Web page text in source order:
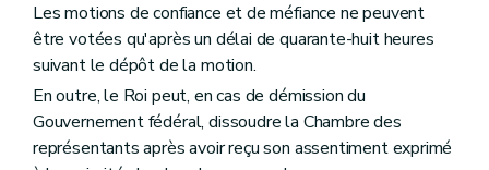
Les motions de confiance et de méfiance ne peuvent
être votées qu'après un délai de quarante-huit heures
suivant le dépôt de la motion.
En outre, le Roi peut, en cas de démission du
Gouvernement fédéral, dissoudre la Chambre des
représentants après avoir reçu son assentiment exprimé